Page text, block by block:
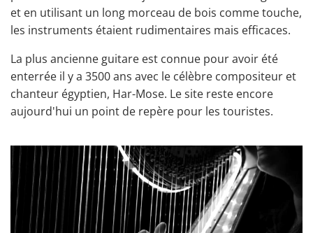
et en utilisant un long morceau de bois comme touche,
les instruments étaient rudimentaires mais efficaces.
La plus ancienne guitare est connue pour avoir été
enterrée il y a 3500 ans avec le célèbre compositeur et
chanteur égyptien, Har-Mose. Le site reste encore
aujourd'hui un point de repère pour les touristes.